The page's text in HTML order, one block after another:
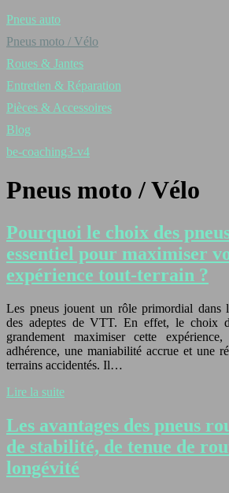
Pneus auto
Pneus moto / Vélo
Roues & Jantes
Entretien & Réparation
Pièces & Accessoires
Blog
be-coaching3-v4
Pneus moto / Vélo
Pourquoi le choix des
essentiel pour maximiser
expérience tout-terrain ?
Les pneus jouent un rôle primordial dans
des adeptes de VTT. En effet, le choix
grandement maximiser cette
adhérence, une maniabilité accrue et une
terrains accidentés. Il…
Lire la suite
Les avantages des pneus
de stabilité, de tenue de
longévité